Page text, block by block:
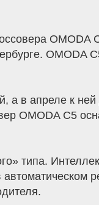
OMODA
OMODA
а в апреле к
OMODA C5
типа.